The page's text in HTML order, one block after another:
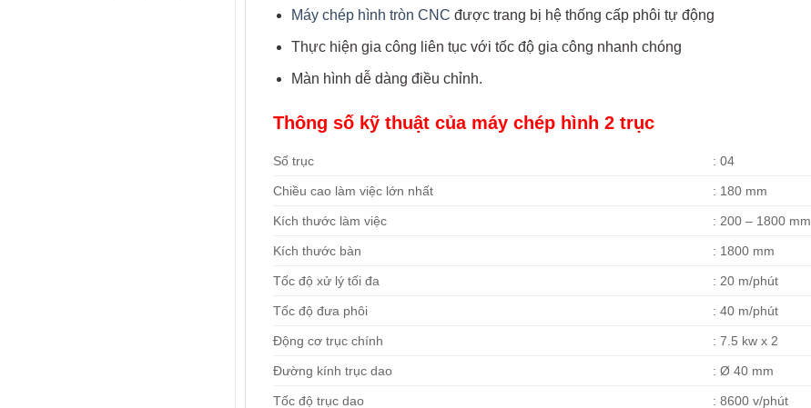
Máy chép hình tròn CNC được trang bị hệ thống cấp phôi tự động
Thực hiện gia công liên tục với tốc độ gia công nhanh chóng
Màn hình dễ dàng điều chỉnh.
Thông số kỹ thuật của máy chép hình 2 trục
Số trục : 04
Chiều cao làm việc lớn nhất : 180 mm
Kích thước làm việc : 200 – 1800 mm
Kích thước bàn : 1800 mm
Tốc độ xử lý tối đa : 20 m/phút
Tốc độ đưa phôi : 40 m/phút
Động cơ trục chính : 7.5 kw x 2
Đường kính trục dao : Ø 40 mm
Tốc độ trục dao : 8600 v/phút